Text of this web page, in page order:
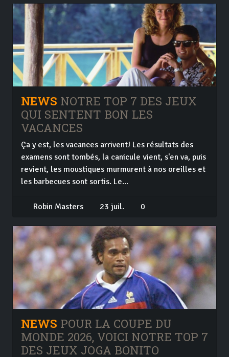
NEWS NOTRE TOP 7 DES JEUX
QUI SENTENT BON LES
VACANCES
Ça y est, les vacances arrivent! Les résultats des
examens sont tombés, la canicule vient, s'en va, puis
revient, les moustiques murmurent à nos oreilles et
les barbecues sont sortis. Le...
Robin Masters 23 juil. 0
NEWS POUR LA COUPE DU
MONDE 2026, VOICI NOTRE TOP 7
DES JEUX JOGA BONITO